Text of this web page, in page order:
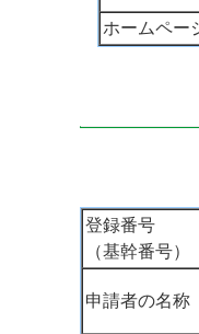
ホームペー
登録番号
（基幹番号）
申請者の名称